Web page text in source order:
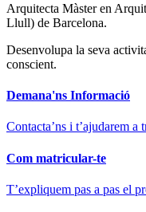
Arquitecta Màster en
Llull) de Barcelona.
Desenvolupa la seva
conscient.
Demana'ns Informació
Contacta’ns i t’ajudarem a
Com matricular-te
T’expliquem pas a pas el